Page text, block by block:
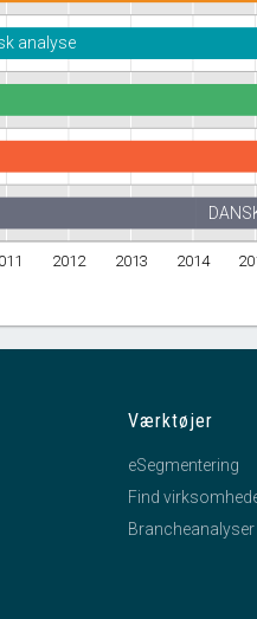
2012 2013 2014
analyse
Værktøjer
eSegmentering
Find
Brancheanalyser